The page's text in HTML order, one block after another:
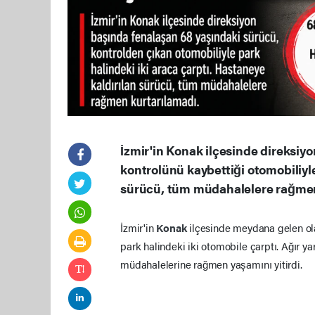
İzmir'in Konak ilçesinde
kontrolünü kaybettiği
sürücü, tüm müdahalelere
İzmir'inKonakilçesinde meydana gelen
park halindeki iki otomobile çarptı. Ağır
müdahalelerine rağmen yaşamını yitirdi.